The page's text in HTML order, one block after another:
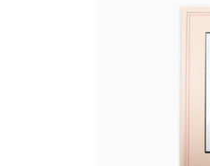
Sophie Calle -